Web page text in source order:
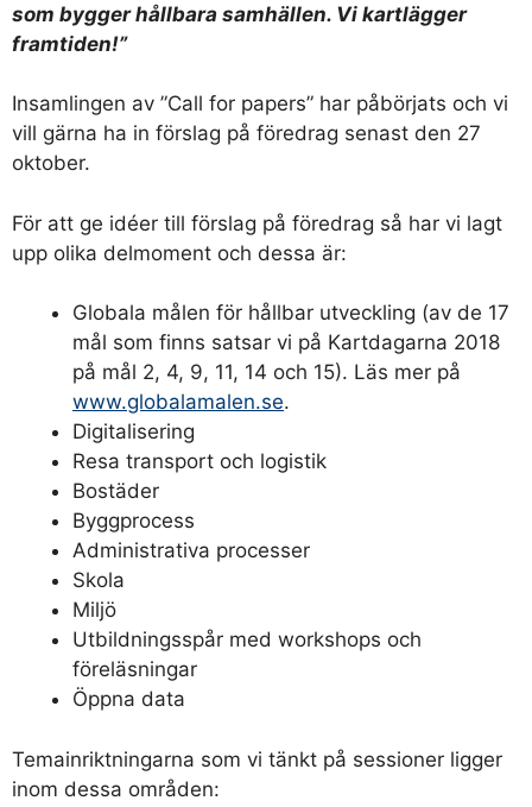
som bygger hållbara samhällen. Vi kartlägger
framtiden!”
Insamlingen av ”Call for papers” har påbörjats och vi
vill gärna ha in förslag på föredrag senast den 27
oktober.
För att ge idéer till förslag på föredrag så har vi lagt
upp olika delmoment och dessa är:
Globala målen för hållbar utveckling (av de 17
mål som finns satsar vi på Kartdagarna 2018
på mål 2, 4, 9, 11, 14 och 15). Läs mer på
www.globalamalen.se.
Digitalisering
Resa transport och logistik
Bostäder
Byggprocess
Administrativa processer
Skola
Miljö
Utbildningsspår med workshops och
föreläsningar
Öppna data
Temainriktningarna som vi tänkt på sessioner ligger
inom dessa områden: